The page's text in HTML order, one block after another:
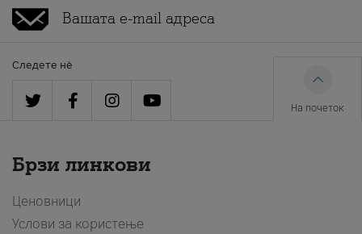
Следете нè
На почеток
Брзи линкови
Ценовници
Услови за користење